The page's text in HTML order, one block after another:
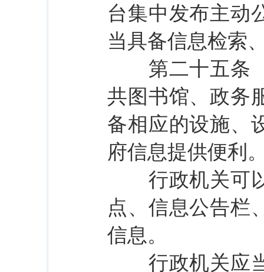
台集中发布主动
当具备信息检索
第二十五条
共图书馆、政务
备相应的设施、
府信息提供便利
行政机关可以
点、信息公告栏
信息。
行政机关应当